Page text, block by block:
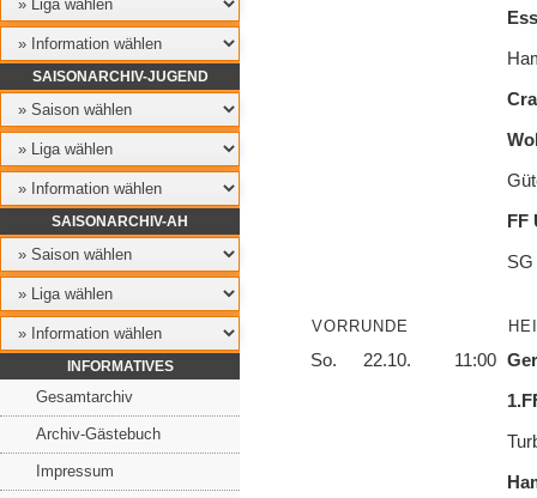
SAISONARCHIV-JUGEND
SAISONARCHIV-AH
INFORMATIVES
Gesamtarchiv
Archiv-Gästebuch
Impressum
FF
VORRUNDE
So. 22.10. 11:00